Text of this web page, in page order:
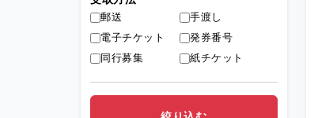
郵送
手渡し
電子チケット
発券番号
同行募集
紙チケット